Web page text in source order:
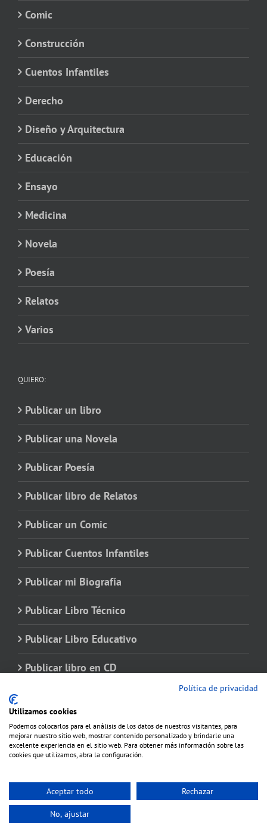
Comic
Construcción
Cuentos Infantiles
Derecho
Diseño y Arquitectura
Educación
Ensayo
Medicina
Novela
Poesía
Relatos
Varios
QUIERO:
Publicar un libro
Publicar una Novela
Publicar Poesía
Publicar libro de Relatos
Publicar un Comic
Publicar Cuentos Infantiles
Publicar mi Biografía
Publicar Libro Técnico
Publicar Libro Educativo
Publicar libro en CD
Copyright 2012 - 2020 Avada | Todos los derechos reservados | Producido por
WordPress|Theme Fusion
Política de privacidad
Utilizamos cookies
Podemos colocarlos para el análisis de los datos de nuestros visitantes, para
mejorar nuestro sitio web, mostrar contenido personalizado y brindarle una
excelente experiencia en el sitio web. Para obtener más información sobre las
cookies que utilizamos, abra la configuración.
Aceptar todo Rechazar
No, ajustar